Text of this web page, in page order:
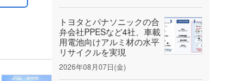
トヨタとパナソニックの合
弁会社PPESなど4社、車載
用電池向けアルミ材の水平
リサイクルを実現
2026年08月07日(金)